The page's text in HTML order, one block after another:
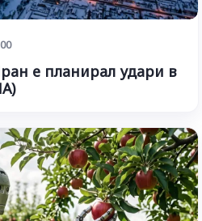
е планирал удари в